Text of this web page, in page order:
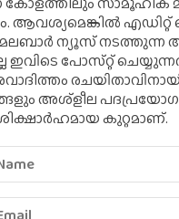
ആവശ്യമെങ്കിൽ എഡിറ്റ്
മലബാർ ന്യൂസ് നടത്തുന്ന
ഇവിടെ പോസ്‌റ്റ്
അശ്‌ളീല
കുറ്റമാണ്.